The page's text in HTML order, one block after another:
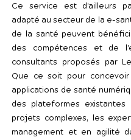
Ce service est d'ailleurs
adapté au secteur de la e-
de la santé peuvent
des compétences et de
consultants proposés par
Que ce soit pour
applications de santé
des plateformes
projets complexes, les
management et en agilité